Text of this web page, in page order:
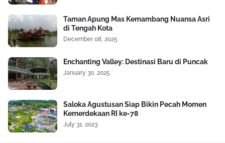
Taman Apung Mas Kemambang Nuansa Asri
di Tengah Kota
December 08, 2025
Enchanting Valley: Destinasi Baru di Puncak
January 30, 2025
Saloka Agustusan Siap Bikin Pecah Momen
Kemerdekaan RI ke-78
July 31, 2023